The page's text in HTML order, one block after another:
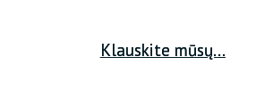
Klauskite mūsų...